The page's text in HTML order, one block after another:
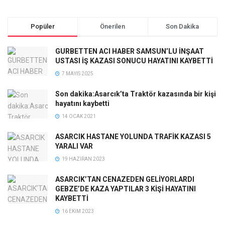
Popüler Önerilen Son Dakika
GURBETTEN ACI HABER SAMSUN’LU İNŞAAT
USTASI İŞ KAZASI SONUCU HAYATINI KAYBETTİ
7 MAYIS 2025
Son dakika:Asarcık’ta Traktör kazasında bir kişi
hayatını kaybetti
14 OCAK 2021
ASARCIK HASTANE YOLUNDA TRAFİK KAZASI 5
YARALI VAR
19 HAZIRAN 2023
ASARCIK’TAN CENAZEDEN GELİYORLARDI
GEBZE’DE KAZA YAPTILAR 3 KİŞİ HAYATINI
KAYBETTİ
16 EKIM 2023